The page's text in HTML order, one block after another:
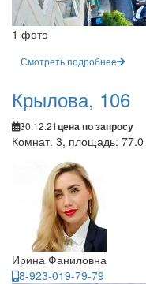
1 фото
Смотреть подробнее
Крылова, 106
30.12.21цена по запросу
Комнат: 3, площадь: 77.0
Ирина Фаниловна
8-923-019-79-79